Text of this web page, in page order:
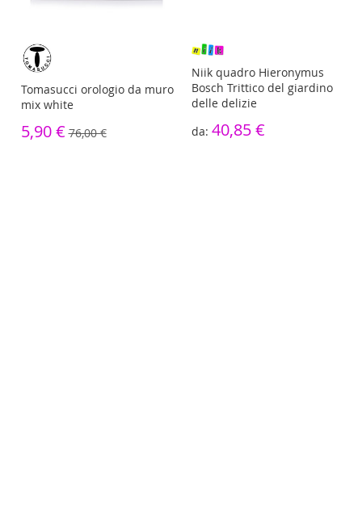
Tomasucci orologio da muro
mix white
5,90 € 76,00 €
Niik quadro Hieronymus
Bosch Trittico del giardino
delle delizie
40,85 €